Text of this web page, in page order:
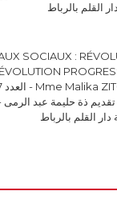
القلم بالرباط
SOCIAUX :
تقديم ذة حليمة عبد
القلم بالرباط